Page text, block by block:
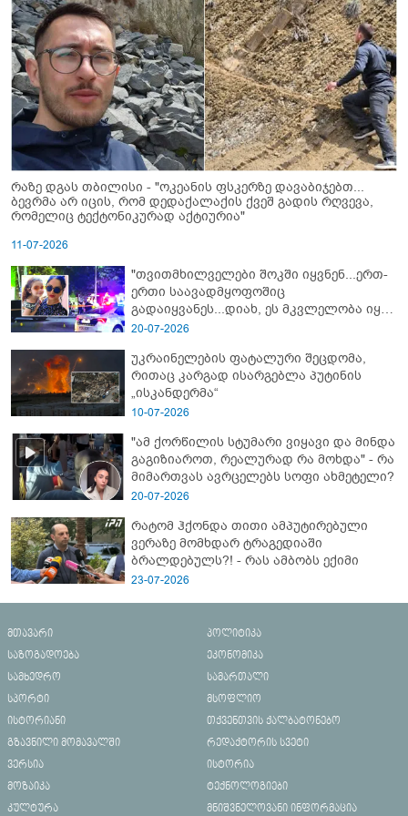
რაზე დგას თბილისი - "ოკეანის ფსკერზე დავაბიჯებთ...
ბევრმა არ იცის, რომ დედაქალაქის ქვეშ გადის რღვევა,
რომელიც ტექტონიკურად აქტიურია"
11-07-2026
"თვითმხილველები შოკში იყვნენ...ერთ-
ერთი საავადმყოფოშიც
გადაიყვანეს...დიახ, ეს მკვლელობა იყო"
- გორში დატრიალებული ტრაგედიის
20-07-2026
უკრაინელების ფატალური შეცდომა,
რითაც კარგად ისარგებლა პუტინის
„ისკანდერმა“
10-07-2026
"ამ ქორწილის სტუმარი ვიყავი და მინდა
გაგიზიაროთ, რეალურად რა მოხდა" - რა
მიმართვას ავრცელებს სოფი ახმეტელი?
20-07-2026
რატომ ჰქონდა თითი ამპუტირებული
ვერაზე მომხდარ ტრაგედიაში
ბრალდებულს?! - რას ამბობს ექიმი
23-07-2026
მთავარი
პოლიტიკა
საზოგადოება
ეკონომიკა
სამხედრო
სამართალი
სპორტი
მსოფლიო
ისტორიანი
თქვენთვის ქალბატონებო
გზავნილი მომავალში
რედაქტორის სვეტი
ვერსია
ისტორია
მოზაიკა
ტექნოლოგიები
კულტურა
მნიშვნელოვანი ინფორმაცია